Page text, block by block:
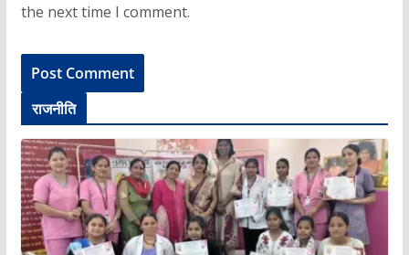
the next time I comment.
राजनीति